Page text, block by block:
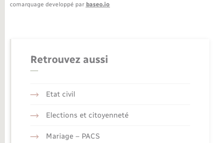
comarquage developpé par baseo.io
Retrouvez aussi
Etat civil
Elections et citoyenneté
Mariage – PACS